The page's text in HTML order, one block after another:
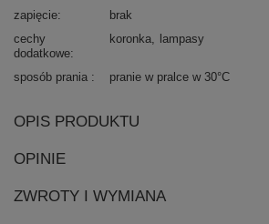
zapięcie
brak
cechy
dodatkowe
koronka lampasy
sposób prania pranie w pralce w 30°C
OPIS PRODUKTU
OPINIE
ZWROTY I WYMIANA